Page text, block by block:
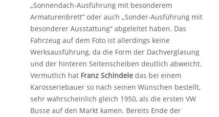
„Sonnendach-Ausführung mit besonderem
Armaturenbrett“ oder auch „Sonder-Ausführung mit
besonderer Ausstattung“ abgeleitet haben. Das
Fahrzeug auf dem Foto ist allerdings keine
Werksausführung, da die Form der Dachverglasung
und der hinteren Seitenscheiben deutlich abweicht.
Vermutlich hat Franz Schindele das bei einem
Karosseriebauer so nach seinen Wünschen bestellt,
sehr wahrscheinlich gleich 1950, als die ersten VW
Busse auf den Markt kamen. Bereits Ende der